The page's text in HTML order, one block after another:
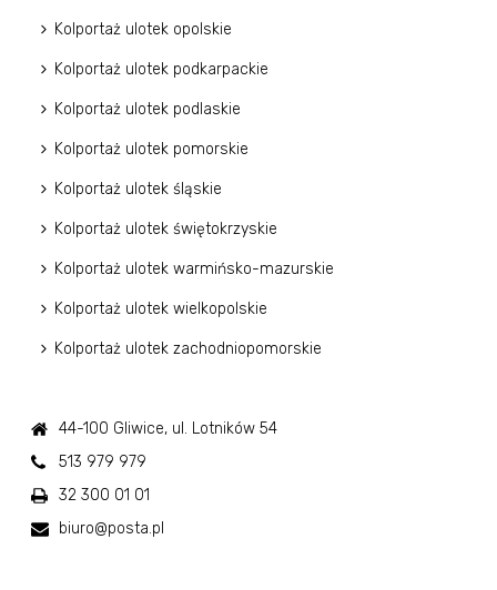
Kolportaż ulotek opolskie
Kolportaż ulotek podkarpackie
Kolportaż ulotek podlaskie
Kolportaż ulotek pomorskie
Kolportaż ulotek śląskie
Kolportaż ulotek świętokrzyskie
Kolportaż ulotek warmińsko-mazurskie
Kolportaż ulotek wielkopolskie
Kolportaż ulotek zachodniopomorskie
44-100 Gliwice, ul. Lotników 54
513 979 979
32 300 01 01
biuro@posta.pl